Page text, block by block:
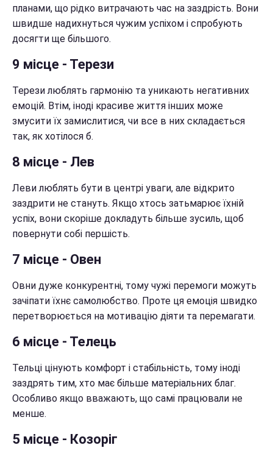
планами, що рідко витрачають час на заздрість. Вони
швидше надихнуться чужим успіхом і спробують
досягти ще більшого.
9 місце - Терези
Терези люблять гармонію та уникають негативних
емоцій. Втім, іноді красиве життя інших може
змусити їх замислитися, чи все в них складається
так, як хотілося б.
8 місце - Лев
Леви люблять бути в центрі уваги, але відкрито
заздрити не стануть. Якщо хтось затьмарює їхній
успіх, вони скоріше докладуть більше зусиль, щоб
повернути собі першість.
7 місце - Овен
Овни дуже конкурентні, тому чужі перемоги можуть
зачіпати їхнє самолюбство. Проте ця емоція швидко
перетворюється на мотивацію діяти та перемагати.
6 місце - Телець
Тельці цінують комфорт і стабільність, тому іноді
заздрять тим, хто має більше матеріальних благ.
Особливо якщо вважають, що самі працювали не
менше.
5 місце - Козоріг